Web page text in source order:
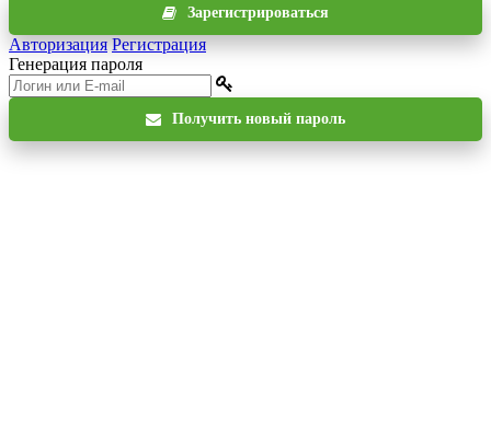
Зарегистрироваться
Авторизация Регистрация
Генерация пароля
Получить новый пароль